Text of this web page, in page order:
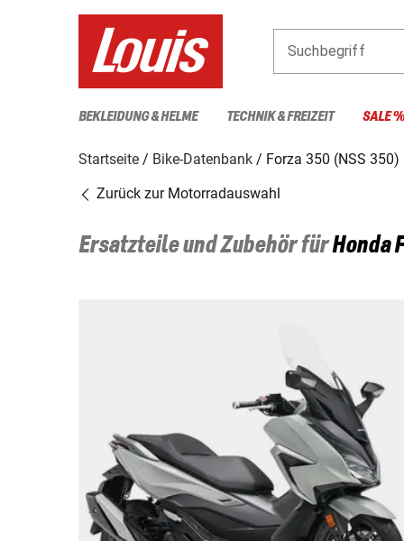
Suchbegriff
BEKLEIDUNG & HELME TECHNIK & FREIZEIT SALE %
Startseite Bike-Datenbank
Forza 350 (NSS 350)
Zurück zur Motorradauswahl
Ersatzteile und Zubehör fürHonda